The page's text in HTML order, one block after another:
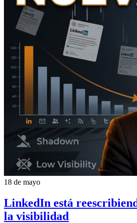
18 de mayo
LinkedIn está
la visibilidad